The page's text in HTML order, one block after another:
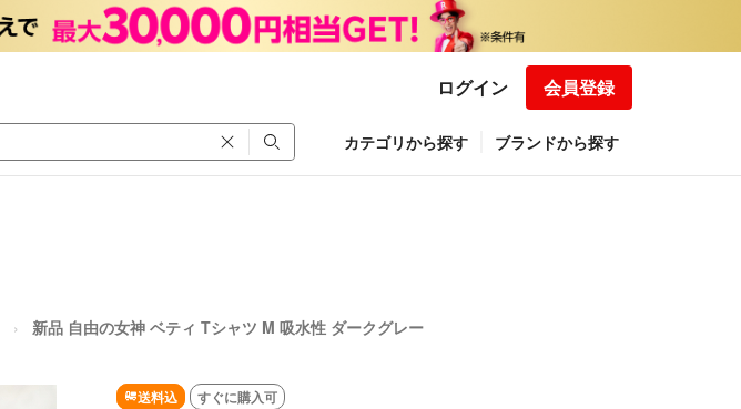
ログイン 会員登録
カテゴリから探す ブランドから探す
新品 自由の女神 ベティ Tシャツ M 吸水性 ダークグレー
送料込 すぐに購入可